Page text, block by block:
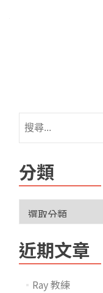
分類
近期文章
Ray 教練